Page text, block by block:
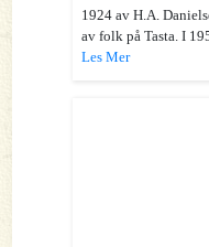
1924 av H.A.
av folk på Tasta. I
Les Mer